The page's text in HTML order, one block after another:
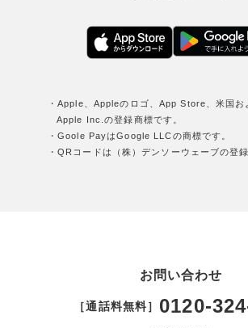
・Apple、Appleのロゴ、App Store、米国お
Apple Inc.の登録商標です。
・Goole PayはGoogle LLCの商標です。
・QRコードは（株）デンソーウェーブの登
お問い合わせ
［通話料無料］ 0120-